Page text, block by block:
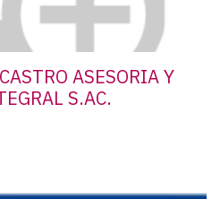
ASESORIA Y
S.AC.